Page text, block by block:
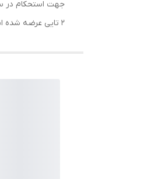
2 تایی عرضه شده است و این قیمت برای 4عدد از این محصول می باشد